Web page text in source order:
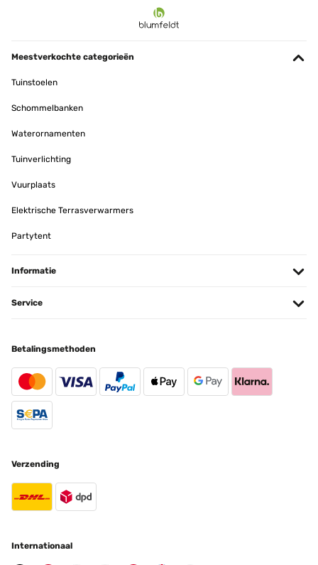
Meestverkochte categorieën
Tuinstoelen
Schommelbanken
Waterornamenten
Tuinverlichting
Vuurplaats
Elektrische Terrasverwarmers
Partytent
Informatie
Service
Betalingsmethoden
Verzending
Internationaal